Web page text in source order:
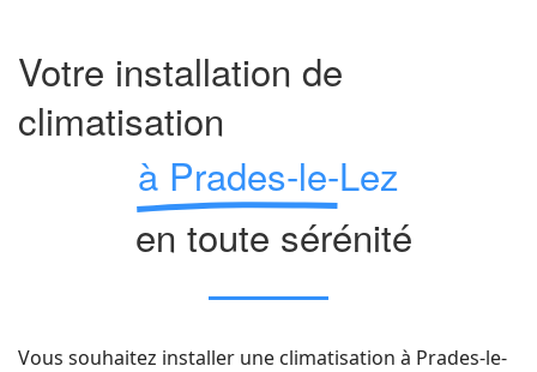
Votre installation de
climatisation
à Prades-le-Lez
en toute sérénité
Vous souhaitez installer une climatisation à Prades-le-